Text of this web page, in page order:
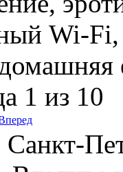
Wi-
1 из 10
Санкт-